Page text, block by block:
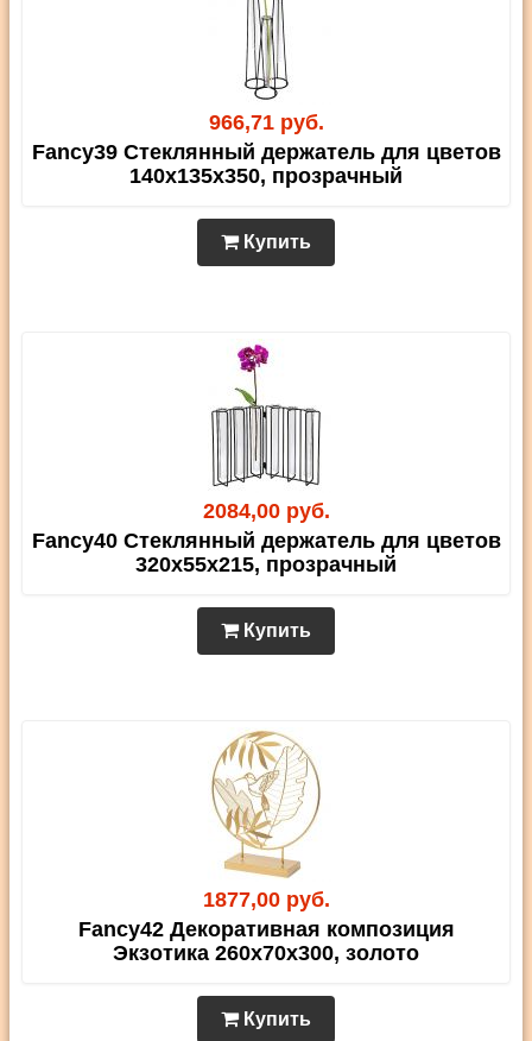
966,71 руб.
Fancy39 Стеклянный держатель для цветов
140х135х350, прозрачный
Купить
2084,00 руб.
Fancy40 Стеклянный держатель для цветов
320х55х215, прозрачный
Купить
1877,00 руб.
Fancy42 Декоративная композиция
Экзотика 260х70х300, золото
Купить